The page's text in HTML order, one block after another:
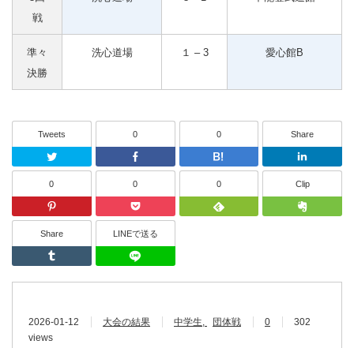
戦
準々
決勝
洗心道場 １ – 3 愛心館B
Tweets
Twitter
0
Facebook
0
はてなブッ
Share
0
Pinterest
0
Pocket
0
Feedly
Clip
Share
Tumblr
LINEで送る
2026-01-12 大会の結果 中学生 団体戦 0
302
views